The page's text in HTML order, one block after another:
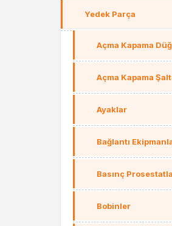
Yedek Parça
Açma Kapama
Açma Kapama
Ayaklar
Bağlantı
Basınç
Bobinler